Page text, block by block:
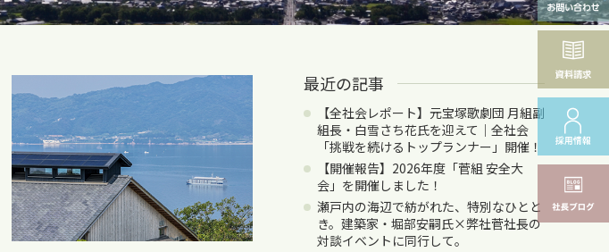
最近の記事
【全社会レポート】元宝塚歌劇団 月組副
組長・白雪さち花氏を迎えて｜全社会
「挑戦を続けるトップランナー」開催！
【開催報告】2026年度「菅組 安全大
会」を開催しました！
瀬戸内の海辺で紡がれた、特別なひとと
き。建築家・堀部安嗣氏×弊社菅社長の
対談イベントに同行して。